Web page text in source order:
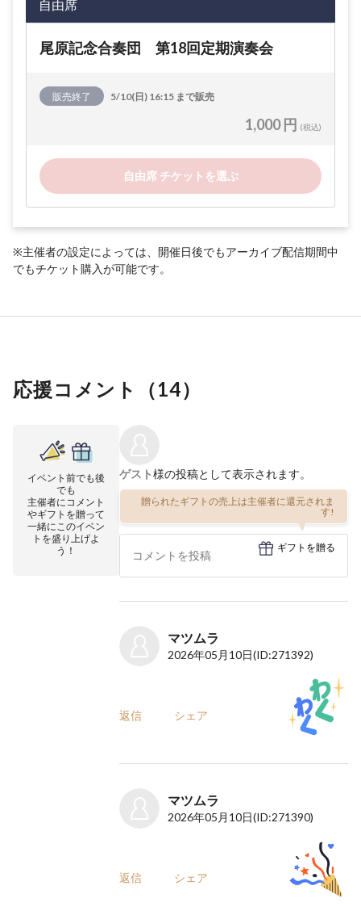
自由席
尾原記念合奏団 第18回定期演奏会
販売終了 5/10(日) 16:15 まで販売
1,000 円 (税込)
自由席 チケットを選ぶ
※主催者の設定によっては、開催日後でもアーカイブ配信期間中
でもチケット購入が可能です。
応援コメント（14）
イベント前でも後
でも
主催者にコメント
やギフトを贈って
一緒にこのイベン
トを盛り上げよ
う！
ゲスト様の投稿として表示されます。
贈られたギフトの売上は主催者に還元されま
す!
ギフトを贈る
マツムラ
2026年05月10日(ID:271392)
返信 シェア
マツムラ
2026年05月10日(ID:271390)
返信 シェア